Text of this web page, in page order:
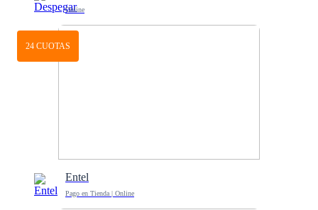
Online
24 CUOTAS
Entel
Pago en Tienda | Online